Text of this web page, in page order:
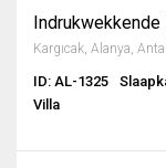
ID: AL-1325
Villa